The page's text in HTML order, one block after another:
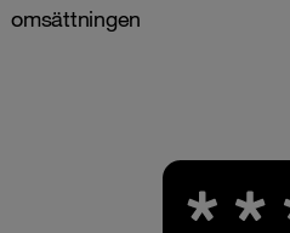
omsättningen